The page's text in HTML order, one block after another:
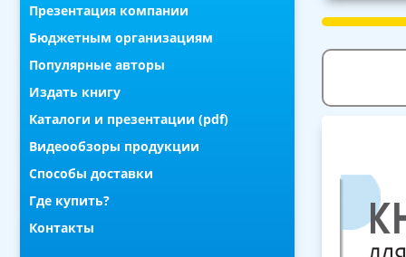
Презентация компании
Бюджетным организациям
Популярные авторы
Издать книгу
Каталоги и презентации (pdf)
Видеообзоры продукции
Способы доставки
Где купить?
Контакты